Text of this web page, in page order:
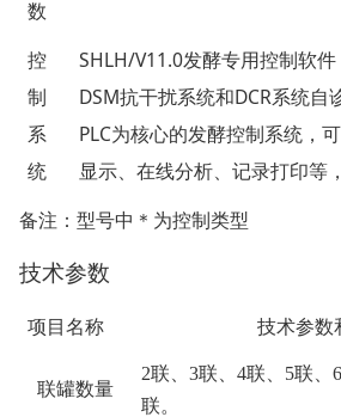
数
控
制
系
统
SHLH/V11.0发酵专用控制软
DSM抗干扰系统和DCR系统自
PLC为核心的发酵控制系统，
显示、在线分析、记录打印等
备注：型号中＊为控制类型
技术参数
项目名称 技术参数
联罐数量
2联、3联、4联、5联
联。